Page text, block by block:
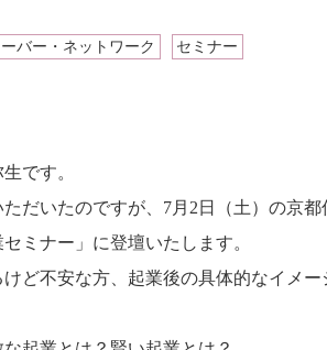
バー・ネットワーク セミナー
です。
だいたのですが、7月2日（土）の京
ミナー」に登壇いたします。
ど不安な方、起業後の具体的なイメ